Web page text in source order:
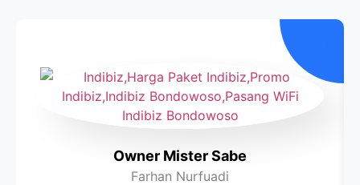
Owner Mister Sabe
Farhan Nurfuadi